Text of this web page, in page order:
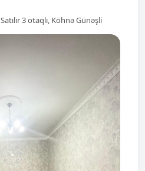
Satılır 3 otaqlı, Köhnə Günəşli